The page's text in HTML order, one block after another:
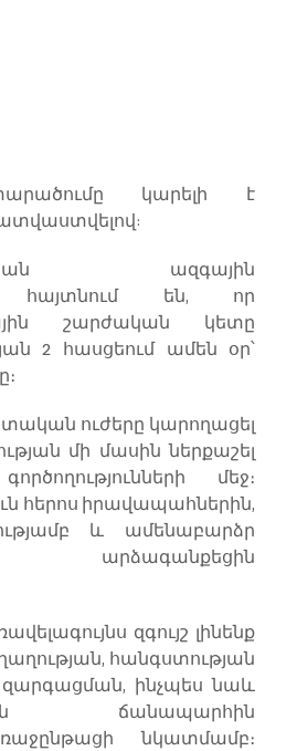
կարելի է
ազգային
հայտնում են, որ
շարժական կետը
2 հասցեում ամեն օր՝
​​ուժերը կարողացել
մի մասին ներքաշել
մեջ։
հերոս իրավապահներին,
և ամենաբարձր
արձագանքեցին
զգույշ լինենք
հանգստության
ինչպես նաև
ճանապարհին
նկատմամբ։